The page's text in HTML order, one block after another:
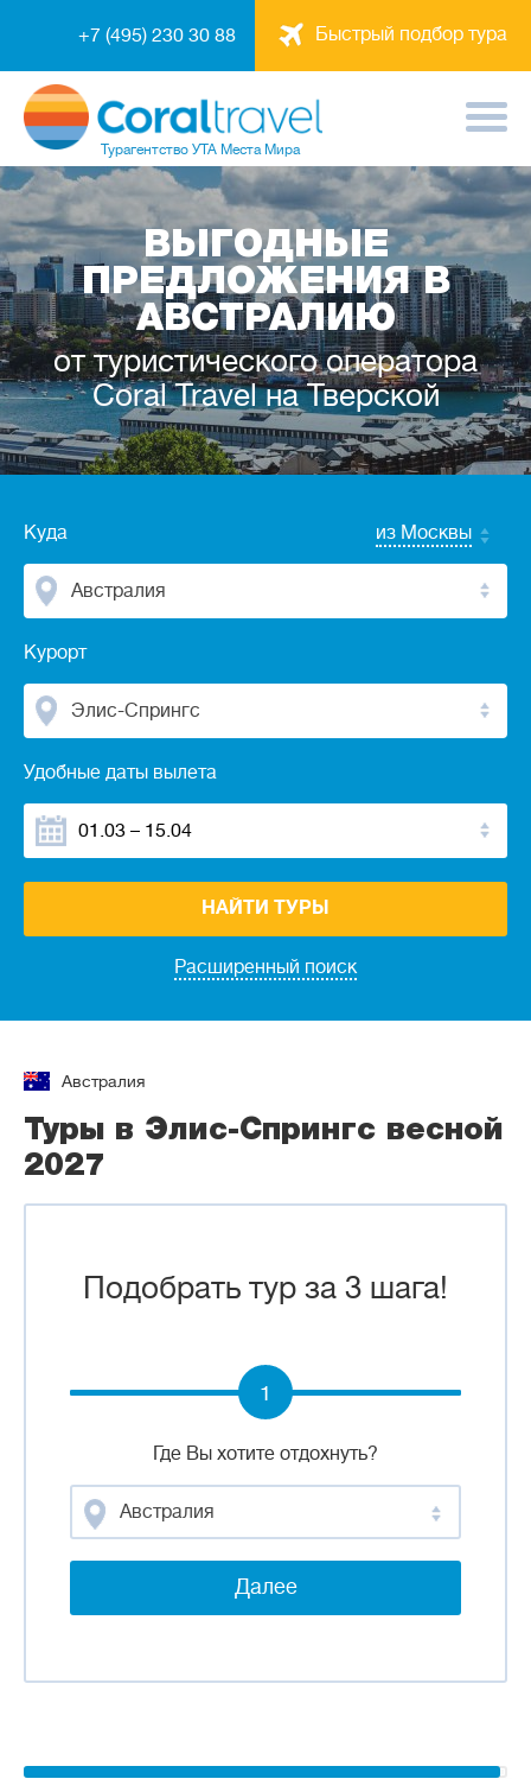
Быстрый подбор тура
+7 (495) 230 30 88
Турагентство УТА Места Мира
ВЫГОДНЫЕ
ПРЕДЛОЖЕНИЯ В
АВСТРАЛИЮ
от туристического оператора
Coral Travel на Тверской
Куда из Москвы
Австралия
Курорт
Элис-Спрингс
Удобные даты вылета
Расширенный поиск
НАЙТИ ТУРЫ
Австралия
Туры в Элис-Спрингс весной
2027
Подобрать тур за 3 шага!
Где Вы хотите отдохнуть?
Австралия
Далее
1